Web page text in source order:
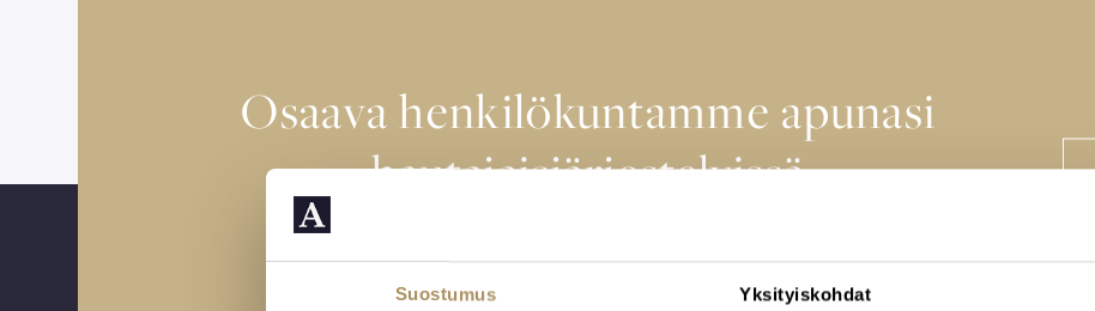
Suostumus Yksityiskohdat
Osaava henkilökuntamme apunasi
hautajaisjärjestelyissä